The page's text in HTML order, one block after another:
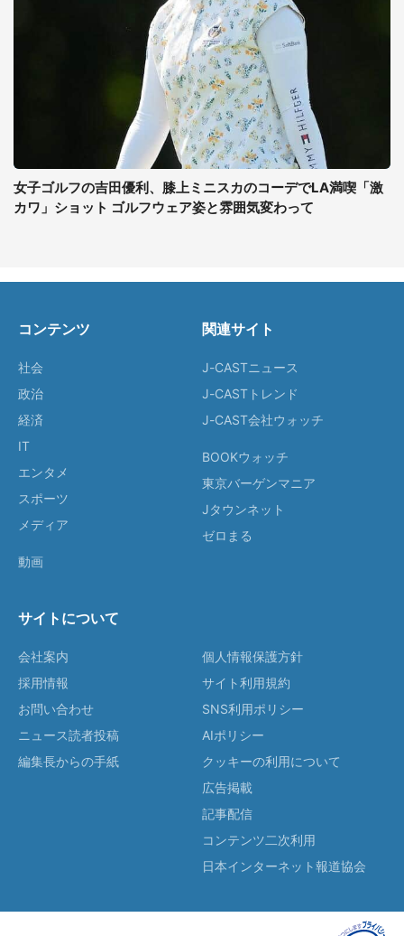
女子ゴルフの吉田優利、膝上ミニスカのコーデでLA満喫「激
カワ」ショット ゴルフウェア姿と雰囲気変わって
コンテンツ
社会
政治
経済
IT
エンタメ
スポーツ
メディア
動画
関連サイト
J-CASTニュース
J-CASTトレンド
J-CAST会社ウォッチ
BOOKウォッチ
東京バーゲンマニア
Jタウンネット
ゼロまる
サイトについて
会社案内
採用情報
お問い合わせ
ニュース読者投稿
編集長からの手紙
個人情報保護方針
サイト利用規約
SNS利用ポリシー
AIポリシー
クッキーの利用について
広告掲載
記事配信
コンテンツ二次利用
日本インターネット報道協会